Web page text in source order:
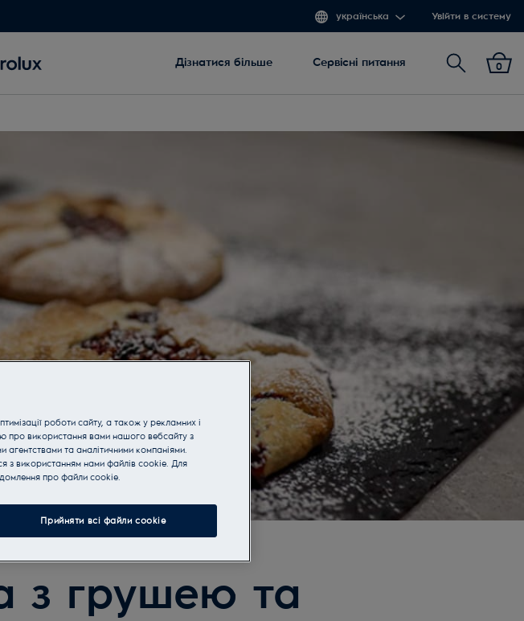
українська Увійти в систему
Дізнатися більше Сервісні питання Пошук
0
з грушею та
роботи сайту, а також у рекламних і
про використання вами нашого вебсайту з
та аналітичними компаніями.
з використанням нами файлів cookie. Для
прo файли cookie.
Прийняти всі файли сookie